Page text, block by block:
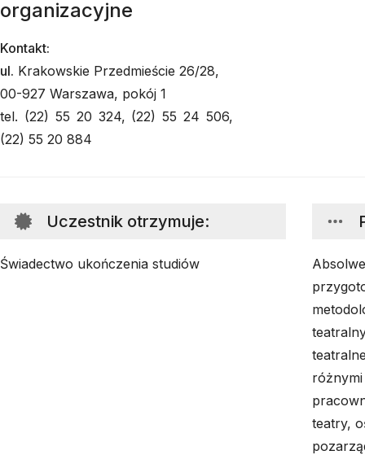
organizacyjne
Kontakt:
ul. Krakowskie Przedmieście 26/28,
00-927 Warszawa, pokój 1
tel. (22) 55 20 324, (22) 55 24 506,
(22) 55 20 884
Uczestnik otrzymuje:
Świadectwo ukończenia studiów
teatry,